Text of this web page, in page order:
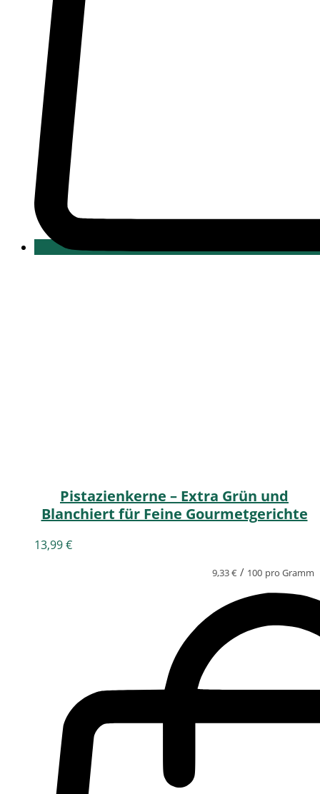
Pistazienkerne – Extra Grün und
Blanchiert für Feine Gourmetgerichte
13,99€
9,33€ / 100 pro Gramm